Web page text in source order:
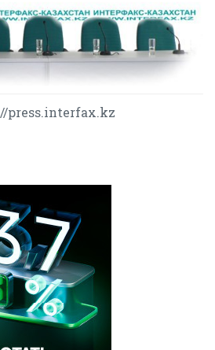
press.interfax.kz